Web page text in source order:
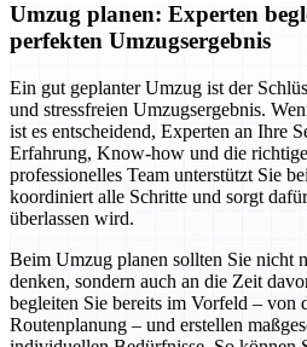
Umzug planen: Experten
perfekten Umzugsergebnis
Ein gut geplanter Umzug ist der
und stressfreien Umzugsergebnis.
ist es entscheidend, Experten an Ihre
Erfahrung, Know-how und die
professionelles Team unterstützt Sie
koordiniert alle Schritte und sorgt
überlassen wird.
Beim Umzug planen sollten Sie nicht
denken, sondern auch an die Zeit
begleiten Sie bereits im Vorfeld – von
Routenplanung – und erstellen